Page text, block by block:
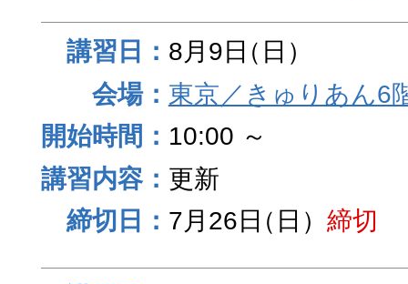
8月9日（日）
東京／きゅりあん6
10:00 ～
更新
7月26日（日） 締切